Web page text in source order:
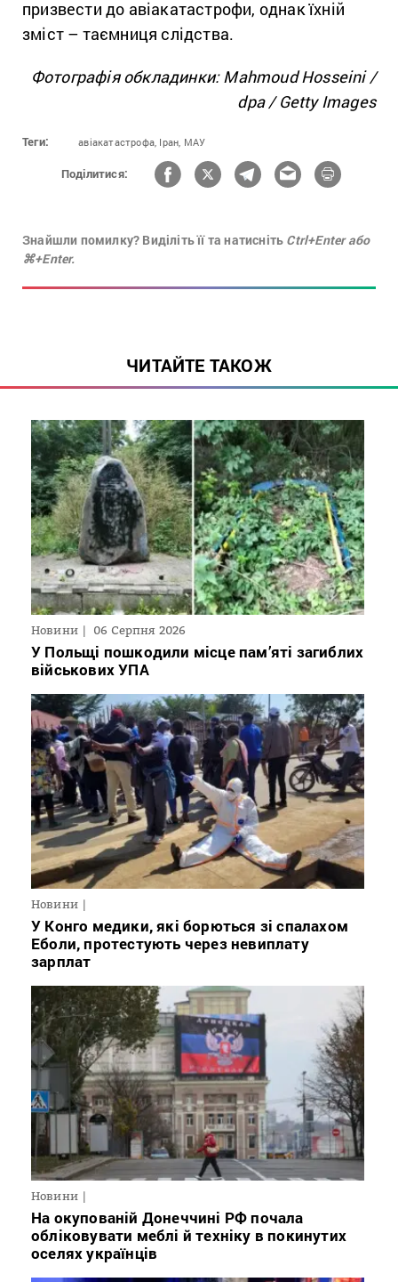
призвести до авіакатастрофи, однак їхній
зміст – таємниця слідства.
Фотографія обкладинки: Mahmoud Hosseini /
dpa / Getty Images
Теги: авіакатастрофа, Іран, МАУ
Поділитися:
Знайшли помилку? Виділіть її та натисніть Ctrl+Enter або
⌘+Enter.
ЧИТАЙТЕ ТАКОЖ
Новини 06 Серпня 2026
У Польщі пошкодили місце пам’яті загиблих
військових УПА
Новини
У Конго медики, які борються зі спалахом
Еболи, протестують через невиплату
зарплат
Новини
На окупованій Донеччині РФ почала
обліковувати меблі й техніку в покинутих
оселях українців